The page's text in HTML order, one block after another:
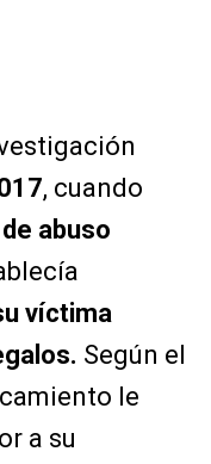
, cuando
abuso
víctima
Según el
le
a su